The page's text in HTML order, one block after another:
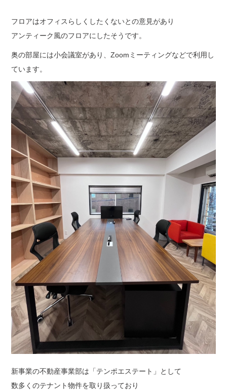
フロアはオフィスらしくしたくないとの意見があり
アンティーク風のフロアにしたそうです。
奥の部屋には小会議室があり、Zoomミーティングなどで利用し
ています。
新事業の不動産事業部は「テンポエステート」として
数多くのテナント物件を取り扱っており